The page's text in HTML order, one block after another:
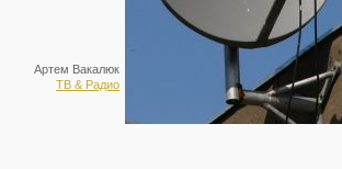
Артем Вакалюк
ТВ & Радио